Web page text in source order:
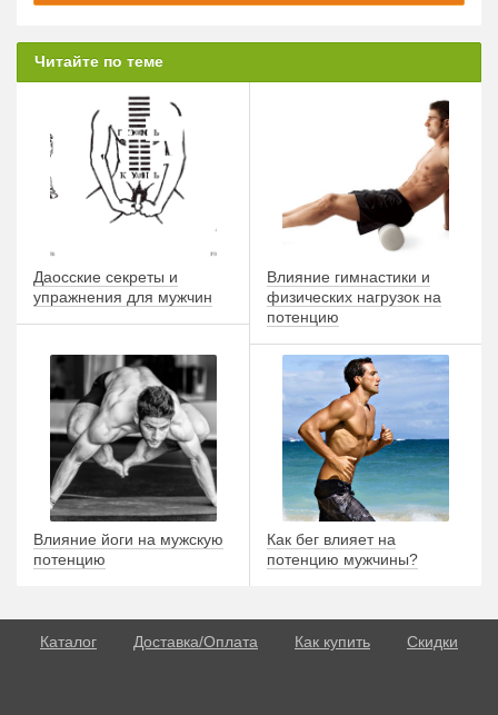
Читайте по теме
Даосские секреты и
упражнения для мужчин
Влияние гимнастики и
физических нагрузок на
потенцию
Влияние йоги на мужскую
потенцию
Как бег влияет на
потенцию мужчины?
Каталог Доставка/Оплата Как купить
Скидки